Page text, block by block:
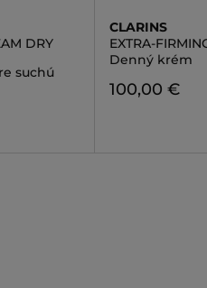
DRY
suchú
CLARINS
EXTRA-
Denný krém
100,00 €